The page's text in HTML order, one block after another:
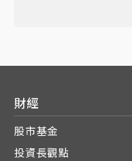
財經
股市基金
投資長觀點